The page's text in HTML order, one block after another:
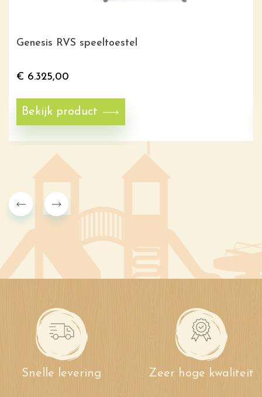
Genesis RVS speeltoestel
€ 6.325,00
Bekijk product
Snelle levering Zeer hoge kwaliteit